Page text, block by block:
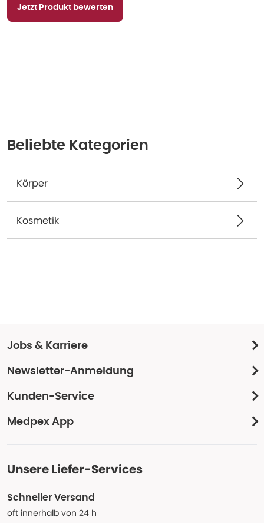
Jetzt Produkt bewerten
Beliebte Kategorien
Körper
Kosmetik
Jobs & Karriere
Newsletter-Anmeldung
Kunden-Service
Medpex App
Unsere Liefer-Services
Schneller Versand
oft innerhalb von 24 h